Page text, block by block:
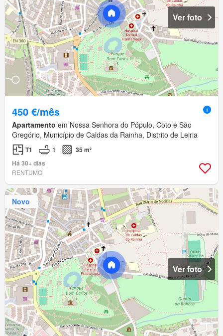
Ver foto
450 €/mês
Apartamento em Nossa Senhora do Pópulo, Coto e São
Gregório, Município de Caldas da Rainha, Distrito de Leiria
T1 1
35 m²
Há 30+ dias
RENTUMO
Novo
Ver foto